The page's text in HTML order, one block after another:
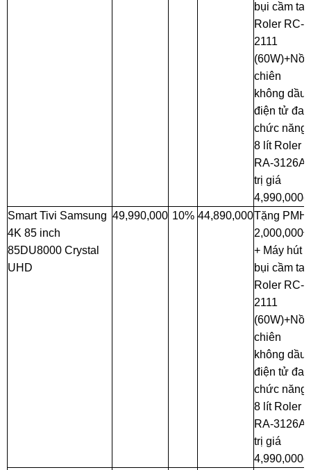
bụi cầm tay
Roler RC-
2111
(60W)+Nồi
chiên
không dầu
điện tử đa
chức năng
8 lít Roler
RA-3126A
trị giá
4,990,000đ
Smart Tivi Samsung
4K 85 inch
85DU8000 Crystal
UHD
49,990,000 10% 44,890,000Tặng PMH
2,000,000Đ
+ Máy hút
bụi cầm tay
Roler RC-
2111
(60W)+Nồi
chiên
không dầu
điện tử đa
chức năng
8 lít Roler
RA-3126A
trị giá
4,990,000đ